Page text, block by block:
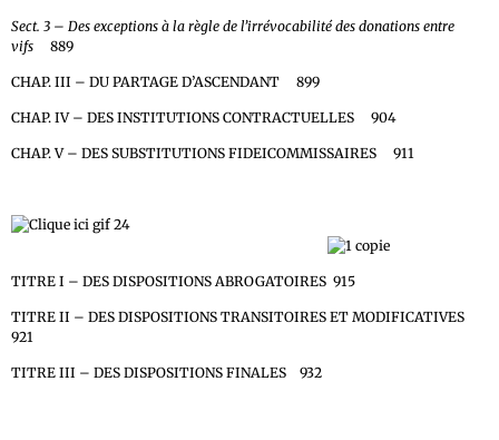
Sect. 3 – Des exceptions à la règle de l’irrévocabilité des donations entre
vifs
889
CHAP. III – DU PARTAGE D’ASCENDANT 899
CHAP. IV – DES INSTITUTIONS CONTRACTUELLES 904
CHAP. V – DES SUBSTITUTIONS FIDEICOMMISSAIRES 911
TITRE I – DES DISPOSITIONS ABROGATOIRES 915
TITRE II – DES DISPOSITIONS TRANSITOIRES ET MODIFICATIVES
921
TITRE III – DES DISPOSITIONS FINALES 932